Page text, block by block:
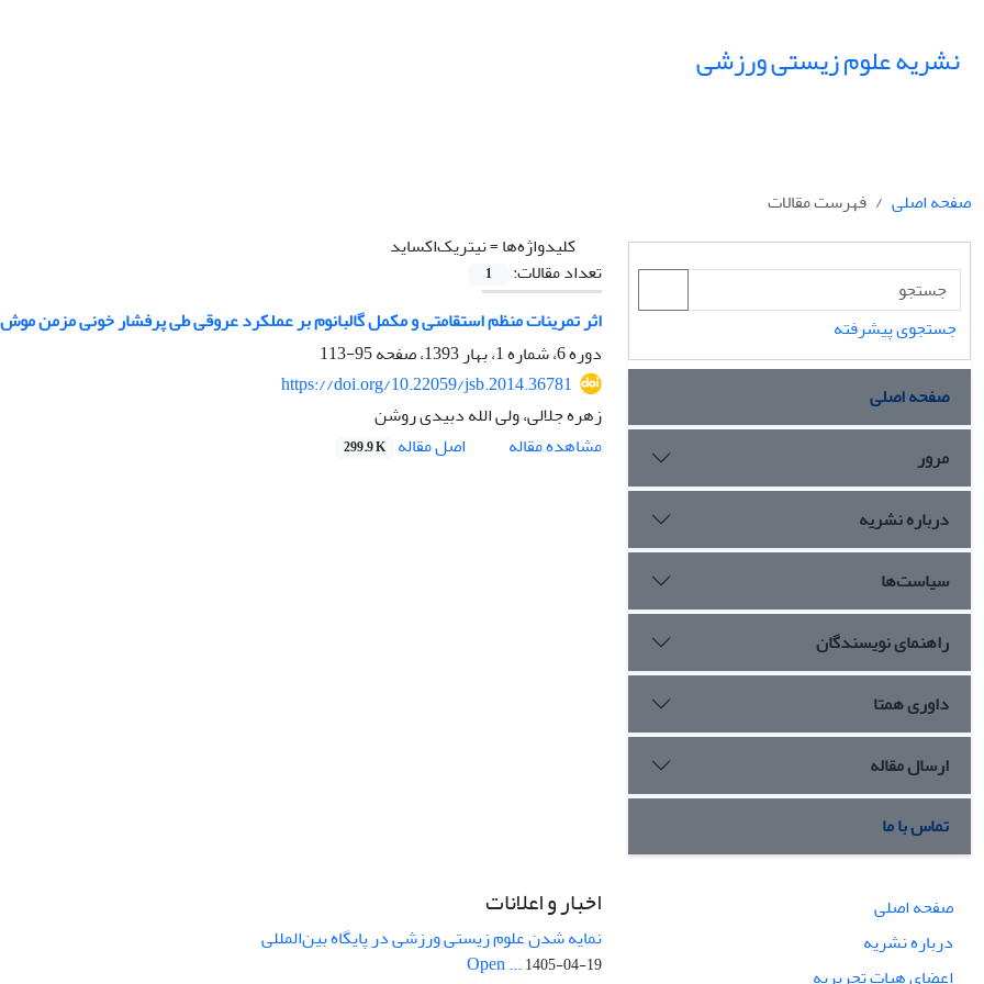
نشریه علوم زیستی ورزشی
صفحه اصلی
فهرست مقالات
کلیدواژه‌ها =نیتریک‌اکساید
تعداد مقالات:
1
اثر تمرینات منظم استقامتی و مکمل گالبانوم بر عملکرد عروقی طی پرفشار خونی مزمن
دوره 6، شماره 1، بهار 1393، صفحه
95-113
https://doi.org/10.22059/jsb.2014.36781
زهره جلالی، ولی الله دبیدی روشن
مشاهده مقاله
اصل مقاله 299.9 K
جستجوی پیشرفته
صفحه اصلی
مرور
درباره نشریه
سیاست‌ها
راهنمای نویسندگان
داوری همتا
ارسال مقاله
تماس با ما
صفحه اصلی
درباره نشریه
اعضای هیات تحریریه
اخبار و اعلانات
نمایه شدن علوم زیستی ورزشی در پایگاه بین‌المللی
Open ...1405-04-19